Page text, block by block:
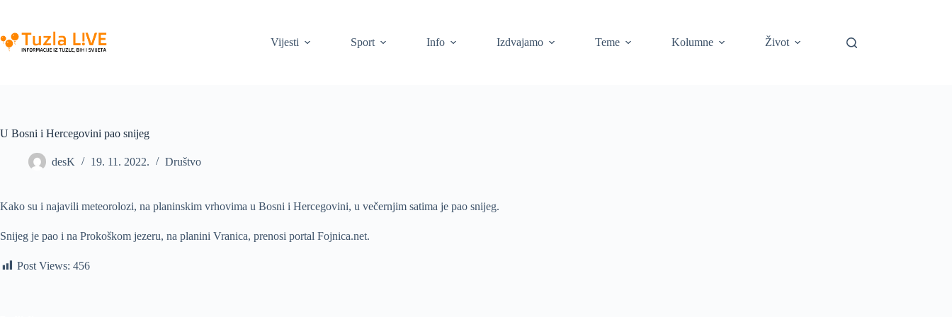
content
Vijesti
Sport Info Izdvajamo Teme Kolumne Život
U Bosni i Hercegovini pao snijeg
desK 19. 11. 2022. Društvo
Kako su i najavili meteorolozi, na planinskim vrhovima u Bosni i Hercegovini, u večernjim satima je pao snijeg.
Snijeg je pao i na Prokoškom jezeru, na planini Vranica, prenosi portal Fojnica.net.
Post Views: 456